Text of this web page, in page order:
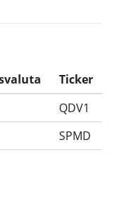
Ticker
QDV1
SPMD